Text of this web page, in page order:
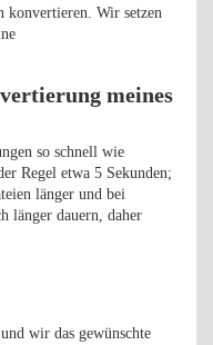
konvertieren. Wir setzen
meines
so schnell wie
Regel etwa 5 Sekunden;
länger und bei
länger dauern, daher
wir das gewünschte